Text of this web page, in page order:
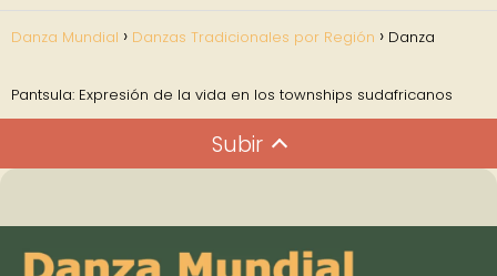
Danza Mundial Danzas Tradicionales por Región Danza
Pantsula: Expresión de la vida en los townships sudafricanos
Subir